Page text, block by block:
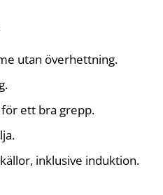
utan överhettning.
ett bra grepp.
inklusive induktion.